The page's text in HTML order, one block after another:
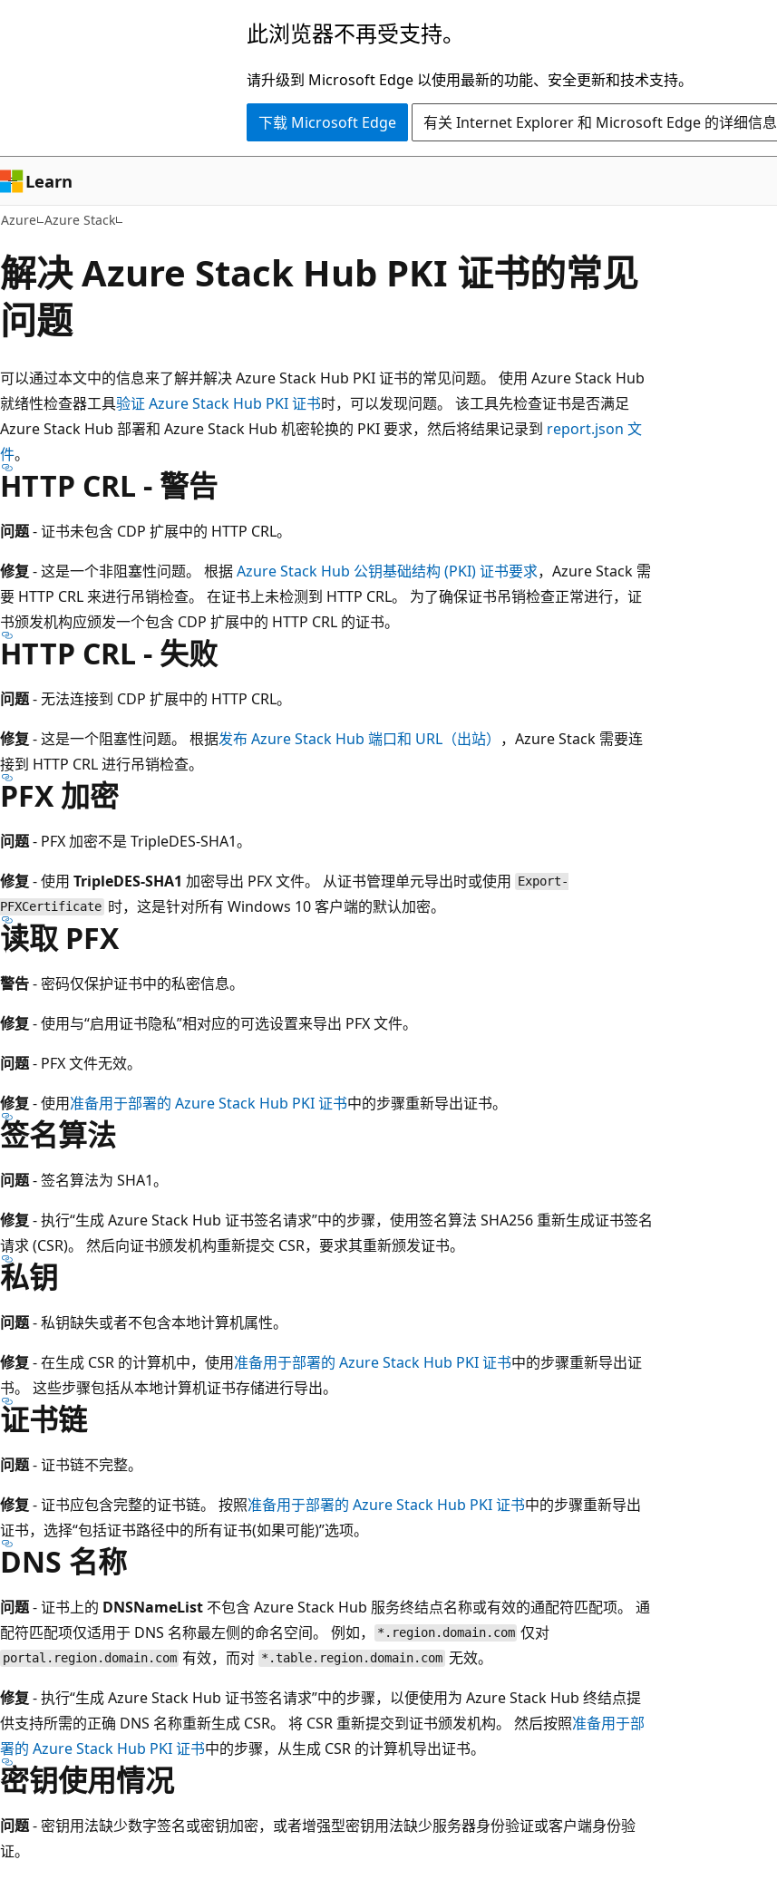
容
此浏览器不再受支持。
请升级到 Microsoft Edge 以使用最新的功能、安全更新和技术支持。
下载 Microsoft Edge 有关 Internet Explorer 和 Microsoft Edge 的详细信息
Learn
Azure Azure Stack
解决 Azure Stack Hub PKI 证书的常见
问题
可以通过本文中的信息来了解并解决 Azure Stack Hub PKI 证书的常见问题。 使用 Azure Stack Hub
就绪性检查器工具验证 Azure Stack Hub PKI 证书时，可以发现问题。 该工具先检查证书是否满足
Azure Stack Hub 部署和 Azure Stack Hub 机密轮换的 PKI 要求，然后将结果记录到 report.json 文
件。
HTTP CRL - 警告
问题- 证书未包含 CDP 扩展中的 HTTP CRL。
修复 - 这是一个非阻塞性问题。 根据Azure Stack Hub 公钥基础结构 (PKI) 证书要求，Azure Stack 需
要 HTTP CRL 来进行吊销检查。 在证书上未检测到 HTTP CRL。 为了确保证书吊销检查正常进行，证
书颁发机构应颁发一个包含 CDP 扩展中的 HTTP CRL 的证书。
HTTP CRL - 失败
问题- 无法连接到 CDP 扩展中的 HTTP CRL。
修复 - 这是一个阻塞性问题。 根据发布 Azure Stack Hub 端口和 URL（出站） ，Azure Stack 需要连
接到 HTTP CRL 进行吊销检查。
PFX 加密
问题- PFX 加密不是 TripleDES-SHA1。
修复 - 使用 TripleDES-SHA1 加密导出 PFX 文件。 从证书管理单元导出时或使用 Export-
PFXCertificate 时，这是针对所有 Windows 10 客户端的默认加密。
读取 PFX
警告- 密码仅保护证书中的私密信息。
修复 - 使用与“启用证书隐私”相对应的可选设置来导出 PFX 文件。
问题- PFX 文件无效。
修复 - 使用准备用于部署的 Azure Stack Hub PKI 证书中的步骤重新导出证书。
签名算法
问题- 签名算法为 SHA1。
修复 - 执行“生成 Azure Stack Hub 证书签名请求”中的步骤，使用签名算法 SHA256 重新生成证书签名
请求 (CSR)。 然后向证书颁发机构重新提交 CSR，要求其重新颁发证书。
私钥
问题- 私钥缺失或者不包含本地计算机属性。
修复 - 在生成 CSR 的计算机中，使用准备用于部署的 Azure Stack Hub PKI 证书中的步骤重新导出证
书。 这些步骤包括从本地计算机证书存储进行导出。
证书链
问题- 证书链不完整。
修复 - 证书应包含完整的证书链。 按照准备用于部署的 Azure Stack Hub PKI 证书中的步骤重新导出
证书，选择“包括证书路径中的所有证书(如果可能)”选项。
DNS 名称
问题- 证书上的 DNSNameList 不包含 Azure Stack Hub 服务终结点名称或有效的通配符匹配项。 通
配符匹配项仅适用于 DNS 名称最左侧的命名空间。 例如，
*.region.domain.com 仅对
portal.region.domain.com 有效，而对 *.table.region.domain.com 无效。
修复 - 执行“生成 Azure Stack Hub 证书签名请求”中的步骤，以便使用为 Azure Stack Hub 终结点提
供支持所需的正确 DNS 名称重新生成 CSR。 将 CSR 重新提交到证书颁发机构。 然后按照准备用于部
署的 Azure Stack Hub PKI 证书中的步骤，从生成 CSR 的计算机导出证书。
密钥使用情况
问题- 密钥用法缺少数字签名或密钥加密，或者增强型密钥用法缺少服务器身份验证或客户端身份验
证。